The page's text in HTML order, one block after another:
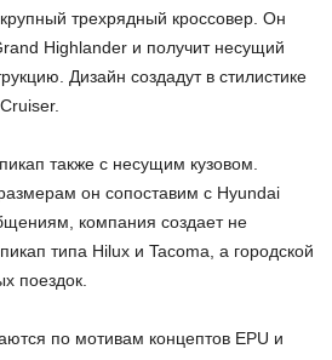
трехрядный кроссовер. Он
Highlander и получит несущий
Дизайн создадут в стилистике
также с несущим кузовом.
он сопоставим с Hyundai
компания создает не
типа Hilux и Tacoma, а городской
поездок.
по мотивам концептов EPU и